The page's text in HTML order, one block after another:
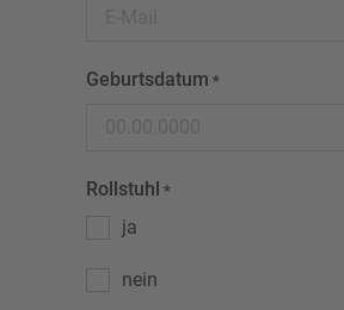
Geburtsdatum *
Rollstuhl *
ja
nein